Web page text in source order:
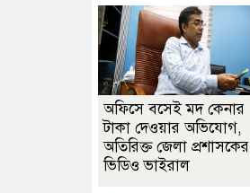
অফিসে বসেই মদ কেনার
টাকা দেওয়ার অভিযোগ,
অতিরিক্ত জেলা প্রশাসকের
ভিডিও ভাইরাল